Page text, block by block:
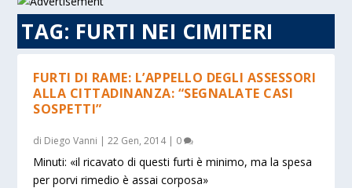
TAG: FURTI NEI CIMITERI
FURTI DI RAME: L’APPELLO DEGLI ASSESSORI
ALLA CITTADINANZA: “SEGNALATE CASI
SOSPETTI”
di Diego Vanni |22 Gen, 2014| 0
Minuti: «il ricavato di questi furti è minimo, ma la spesa
per porvi rimedio è assai corposa»